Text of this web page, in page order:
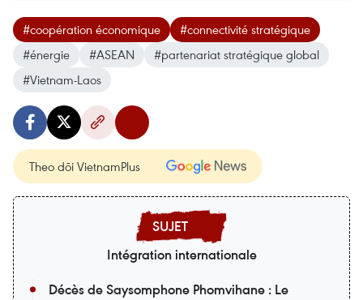
#coopération économique
#connectivité stratégique
#énergie
#ASEAN
#partenariat stratégique global
#Vietnam-Laos
Theo dõi VietnamPlus
Intégration internationale
Décès de Saysomphone Phomvihane : Le